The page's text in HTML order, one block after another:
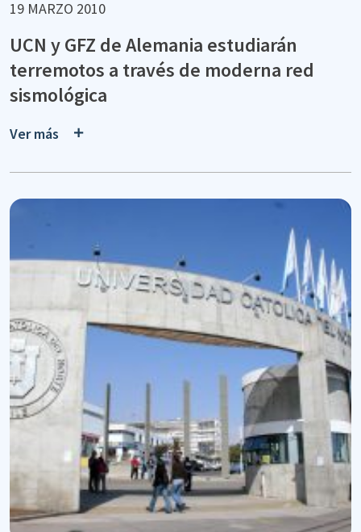
19 MARZO 2010
UCN y GFZ de Alemania estudiarán
terremotos a través de moderna red
sismológica
Ver más